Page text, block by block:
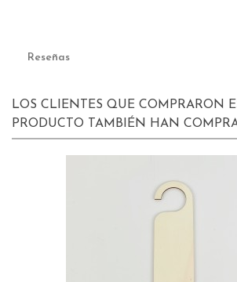
Reseñas
LOS CLIENTES QUE COMPRARON
PRODUCTO TAMBIÉN HAN